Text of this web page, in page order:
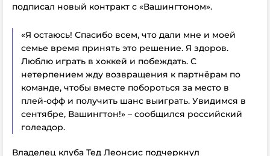
подписал новый контракт с «Вашингтоном».
«Я остаюсь! Спасибо всем, что дали мне и моей
семье время принять это решение. Я здоров.
Люблю играть в хоккей и побеждать. С
нетерпением жду возвращения к партнёрам по
команде, чтобы вместе побороться за место в
плей-офф и получить шанс выиграть. Увидимся в
сентябре, Вашингтон!» – сообщился российский
голеадор.
Владелец клуба Тед Леонсис подчеркнул